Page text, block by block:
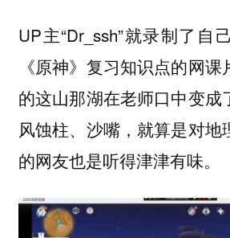
UP主“Dr_ssh”就录制了自
《原神》复习知识点的网
的这山那湖在老师口中变成
风蚀柱、沙嘴，就算是对地
的网友也是听得津津有味。